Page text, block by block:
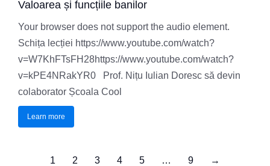
Valoarea și funcțiile banilor
Your browser does not support the audio element.
Schița lecției https://www.youtube.com/watch?
v=W7KhFTsFH28https://www.youtube.com/watch?
v=kPE4NRakYR0 Prof. Nițu Iulian Doresc să devin
colaborator Școala Cool
Learn more
1 2 3 4 5 … 9 →